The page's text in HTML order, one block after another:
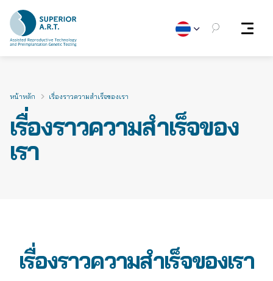
content
เรื่องราวความสำเร็จของ
เรา
หน้าหลัก เรื่องราวความสำเร็จของเรา
เรื่องราวความสำเร็จของเรา